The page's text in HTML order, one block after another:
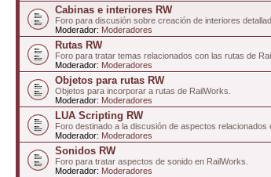
Cabinas e interiores RW
Foro para discusión sobre creación de interiores
Moderador: Moderadores
Rutas RW
Foro para tratar temas relacionados con las rutas de
Moderador: Moderadores
Objetos para rutas RW
Objetos para incorporar a rutas de RailWorks.
Moderador: Moderadores
LUA Scripting RW
Foro destinado a la discusión de aspectos relacionados
Moderador: Moderadores
Sonidos RW
Foro para tratar aspectos de sonido en RailWorks.
Moderador: Moderadores